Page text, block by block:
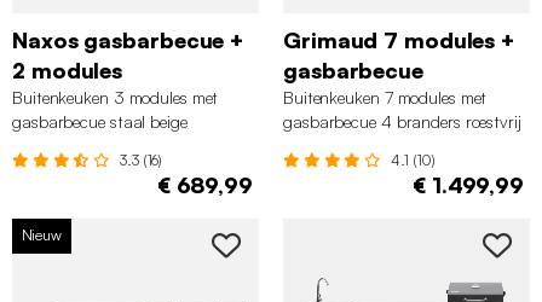
Naxos gasbarbecue +
2 modules
Buitenkeuken 3 modules met
gasbarbecue staal beige
3.3 (16)
€ 689,99
Grimaud 7 modules +
gasbarbecue
Buitenkeuken 7 modules met
gasbarbecue 4 branders roestvrij
4.1 (10)
€ 1.499,99
Nieuw